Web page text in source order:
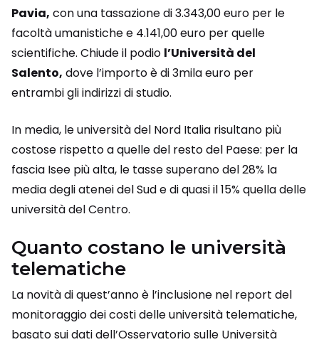
Pavia, con una tassazione di 3.343,00 euro per le
facoltà umanistiche e 4.141,00 euro per quelle
scientifiche. Chiude il podio l’Università del
Salento, dove l’importo è di 3mila euro per
entrambi gli indirizzi di studio.
In media, le università del Nord Italia risultano più
costose rispetto a quelle del resto del Paese: per la
fascia Isee più alta, le tasse superano del 28% la
media degli atenei del Sud e di quasi il 15% quella delle
università del Centro.
Quanto costano le università
telematiche
La novità di quest’anno è l’inclusione nel report del
monitoraggio dei costi delle università telematiche,
basato sui dati dell’Osservatorio sulle Università